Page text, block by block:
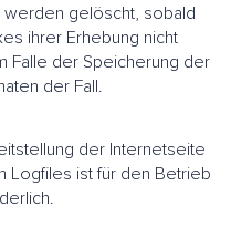
gelöscht, sobald
ihrer Erhebung nicht
Falle der Speicherung der
der Fall.
der Internetseite
Logfiles ist für den Betrieb